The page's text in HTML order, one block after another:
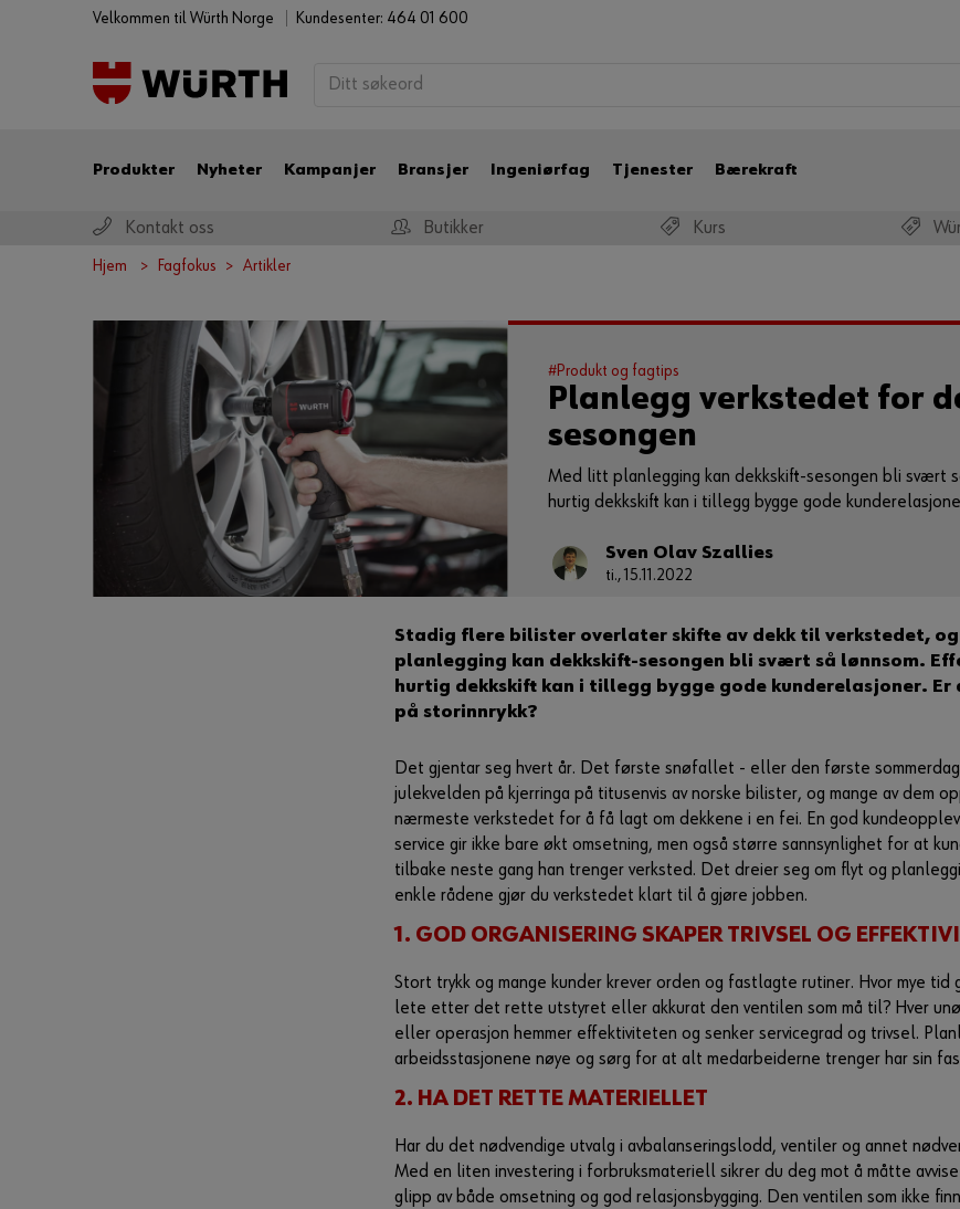
Velkommen til Würth Norge Kundesenter: 464 01 600
Produkter Nyheter Kampanjer Bransjer Ingeniørfag Tjenester Bærekraft
Kontakt oss Butikker Kurs
Hjem Fagfokus Artikler
#Produkt og fagtips
Planlegg verkstedet for
sesongen
Med litt planlegging kan dekkskift-sesongen bli svært
hurtig dekkskift kan i tillegg bygge gode
Sven Olav Szallies
ti., 15.11.2022
Stadig flere bilister overlater skifte av dekk til verkstedet,
planlegging kan dekkskift-sesongen bli svært så lønnsom.
hurtig dekkskift kan i tillegg bygge gode kunderelasjoner.
på storinnrykk?
Det gjentar seg hvert år. Det første snøfallet - eller den første
julekvelden på kjerringa på titusenvis av norske bilister, og mange av dem
nærmeste verkstedet for å få lagt om dekkene i en fei. En god
service gir ikke bare økt omsetning, men også større sannsynlighet for at
tilbake neste gang han trenger verksted. Det dreier seg om flyt og
enkle rådene gjør du verkstedet klart til å gjøre jobben.
1. GOD ORGANISERING SKAPER TRIVSEL OG
Stort trykk og mange kunder krever orden og fastlagte rutiner. Hvor mye tid
lete etter det rette utstyret eller akkurat den ventilen som må til? Hver
eller operasjon hemmer effektiviteten og senker servicegrad og trivsel.
arbeidsstasjonene nøye og sørg for at alt medarbeiderne trenger har sin
2. HA DET RETTE MATERIELLET
Har du det nødvendige utvalg i avbalanseringslodd, ventiler og annet
Med en liten investering i forbruksmateriell sikrer du deg mot å måtte
glipp av både omsetning og god relasjonsbygging. Den ventilen som ikke